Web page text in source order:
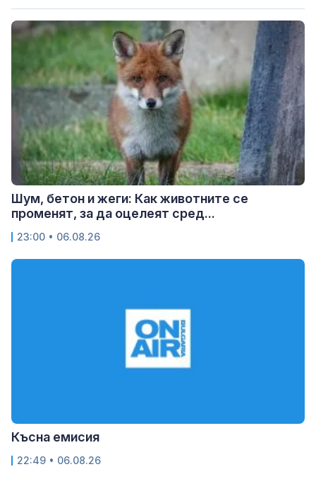
Шум, бетон и жеги: Как животните се
променят, за да оцелеят сред...
23:00 • 06.08.26
Късна емисия
22:49 • 06.08.26